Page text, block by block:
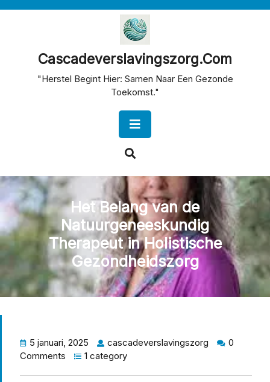
Cascadeverslavingszorg.com
"Herstel Begint Hier: Samen Naar Een Gezonde
Toekomst."
Button
Het Belang van de
Natuurgeneeskundig
Therapeut in Holistische
Gezondheidszorg
5 januari, 2025 cascadeverslavingszorg
0
Comments
1 category